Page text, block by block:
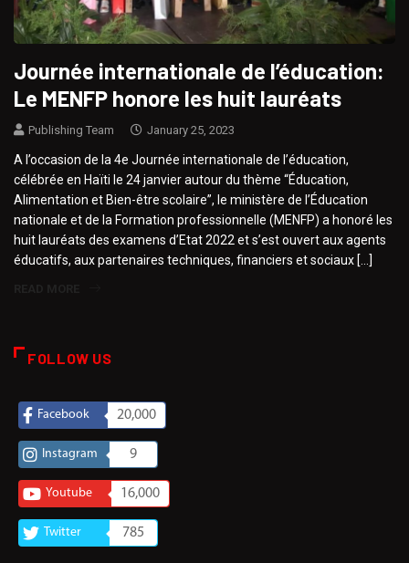
Journée internationale de l’éducation:
Le MENFP honore les huit lauréats
Publishing Team January 25, 2023
A l’occasion de la 4e Journée internationale de l’éducation,
célébrée en Haïti le 24 janvier autour du thème “Éducation,
Alimentation et Bien-être scolaire”, le ministère de l’Éducation
nationale et de la Formation professionnelle (MENFP) a honoré les
huit lauréats des examens d’Etat 2022 et s’est ouvert aux agents
éducatifs, aux partenaires techniques, financiers et sociaux […]
FOLLOW US
Facebook 20,000
Instagram 9
Youtube 16,000
Twitter 785